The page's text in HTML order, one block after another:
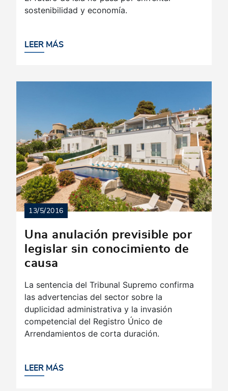
sostenibilidad y economía.
LEER MÁS
Una anulación previsible por
legislar sin conocimiento de
causa
13/5/2016
La sentencia del Tribunal Supremo confirma
las advertencias del sector sobre la
duplicidad administrativa y la invasión
competencial del Registro Único de
Arrendamientos de corta duración.
LEER MÁS